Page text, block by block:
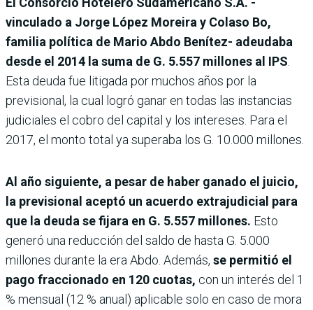
vinculado a Jorge López Moreira y Colaso Bo,
familia política de Mario Abdo Benítez- adeudaba
desde el 2014 la suma de G. 5.557 millones al IPS
Esta deuda fue litigada por muchos años por la
previsional, la cual logró ganar en todas las instancias
judiciales el cobro del capital y los intereses. Para el
2017, el monto total ya superaba los G. 10.000 millones.
Al año siguiente, a pesar de haber ganado el juicio,
la previsional aceptó un acuerdo extrajudicial para
que la deuda se fijara en G. 5.557 millones. Esto
generó una reducción del saldo de hasta G. 5.000
millones durante la era Abdo. Además, se permitió el
pago fraccionado en 120 cuotas, con un interés del 1
% mensual (12 % anual) aplicable solo en caso de mora